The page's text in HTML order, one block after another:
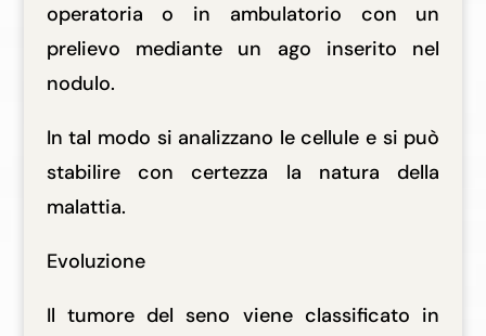
operatoria o in ambulatorio con un
prelievo mediante un ago inserito nel
nodulo.
In tal modo si analizzano le cellule e si può
stabilire con certezza la natura della
malattia.
Evoluzione
Il tumore del seno viene classificato in